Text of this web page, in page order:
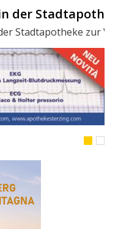
der
Stadtapotheke zur